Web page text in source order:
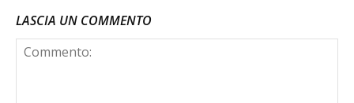
LASCIA UN COMMENTO